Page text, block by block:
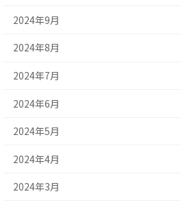
2024年9月
2024年8月
2024年7月
2024年6月
2024年5月
2024年4月
2024年3月